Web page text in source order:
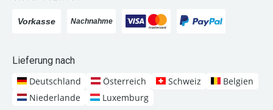
Lieferung nach
Deutschland
Österreich Schweiz
Belgien
Niederlande
Luxemburg